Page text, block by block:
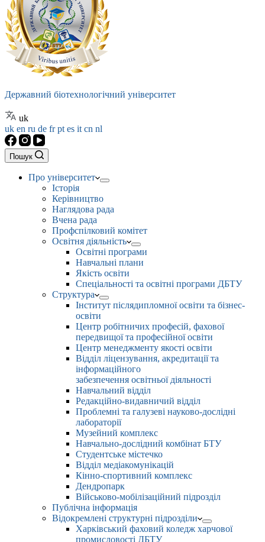
Державний біотехнологічний університет
uk
uk en ru de frpt es it cn nl
Пошук
Про університет
Історія
Керівництво
Наглядова рада
Вчена рада
Профспілковий комітет
Освітня діяльність
Освітні програми
Навчальні плани
Якість освіти
Спеціальності та освітні програми ДБТУ
Структура
Інститут післядипломної освіти та бізнес-
освіти
Центр робітничих професій, фахової
передвищої та професійної освіти
Центр менеджменту якості освіти
Відділ ліцензування, акредитації та
інформаційного
забезпечення освітньої діяльності
Навчальний відділ
Редакційно-видавничий відділ
Проблемні та галузеві науково-дослідні
лабораторії
Музейний комплекс
Навчально-дослідний комбінат БТУ
Студентське містечко
Відділ медіакомунікацій
Кінно-спортивний комплекс
Дендропарк
Військово-мобілізаційний підрозділ
Публічна інформація
Відокремлені структурні підрозділи
Харківський фаховий коледж харчової
промисловості ДБТУ